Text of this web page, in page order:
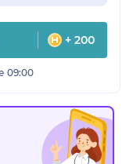
+ 200
09:00